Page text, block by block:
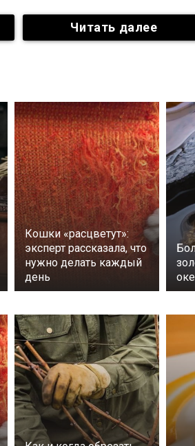
Читать далее
Кошки «расцветут»:
эксперт рассказала, что
нужно делать каждый
день